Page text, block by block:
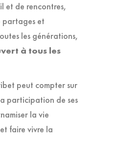
et de rencontres,
partages et
les générations,
à tous les
peut compter sur
participation de ses
la vie
et faire vivre la